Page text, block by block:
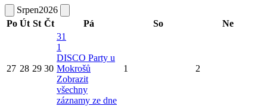
Srpen2026
Po Út St Čt Pá So Ne
27 28 29 30
31
1
DISCO Party u
Mokrošů
Zobrazit
všechny
záznamy ze dne
1 2